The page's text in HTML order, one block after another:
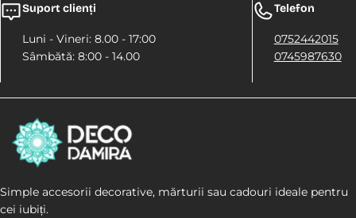
Suport clienți
Luni - Vineri: 8.00 - 17:00
Sâmbătă: 8:00 - 14.00
Telefon
0752442015
0745987630
Simple accesorii decorative, mărturii sau cadouri ideale pentru
cei iubiți.